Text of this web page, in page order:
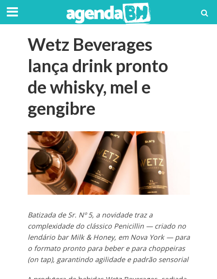
Wetz Beverages
lança drink pronto
de whisky, mel e
gengibre
Batizada de Sr. Nº 5, a novidade traz a
complexidade do clássico Penicillin — criado no
lendário bar Milk & Honey, em Nova York — para
o formato pronto para beber e para choppeiras
(on tap), garantindo agilidade e padrão sensorial